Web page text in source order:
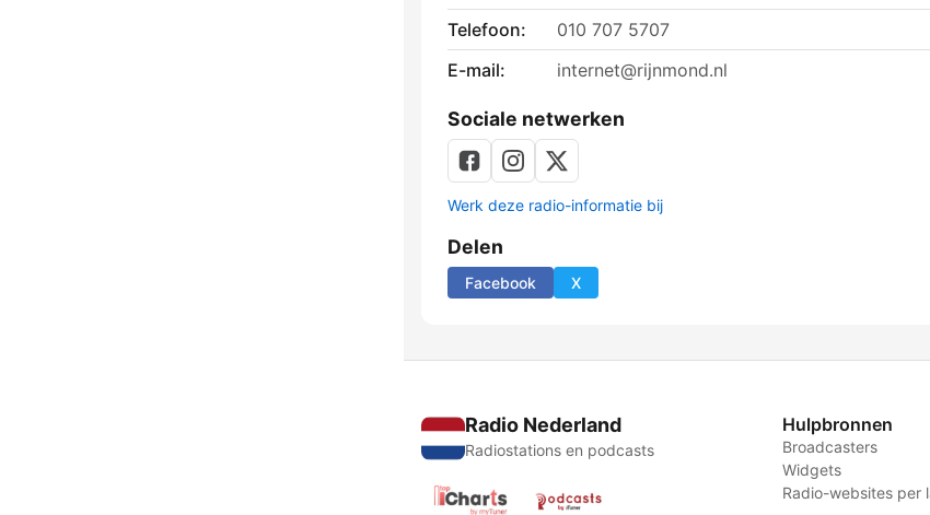
Telefoon:
010 707 5707
E-mail:
internet@rijnmond.nl
Sociale netwerken
Werk deze radio-informatie bij
Delen
Facebook X
Radio Nederland
Radiostations en podcasts
Hulpbronnen
Broadcasters
Widgets
Radio-websites per